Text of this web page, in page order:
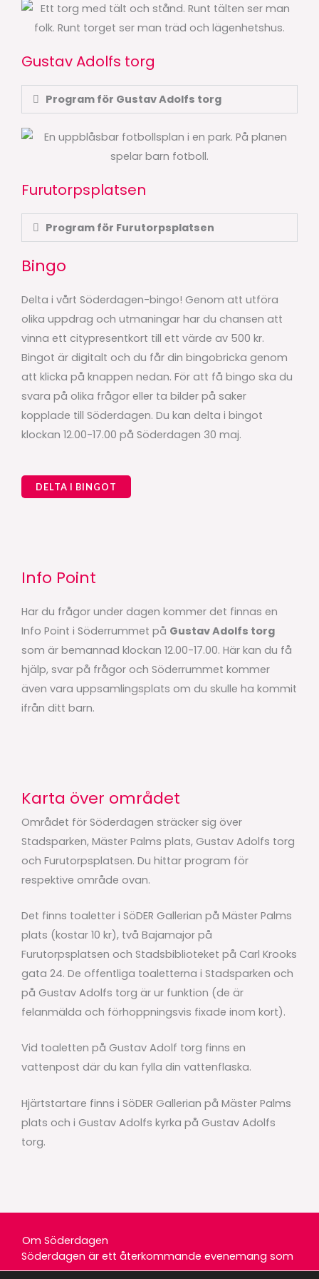
Gustav Adolfs torg
Program för Gustav Adolfs torg
Furutorpsplatsen
Program för Furutorpsplatsen
Bingo
Delta i vårt Söderdagen-bingo! Genom att utföra
olika uppdrag och utmaningar har du chansen att
vinna ett citypresentkort till ett värde av 500 kr.
Bingot är digitalt och du får din bingobricka genom
att klicka på knappen nedan. För att få bingo ska du
svara på olika frågor eller ta bilder på saker
kopplade till Söderdagen. Du kan delta i bingot
klockan 12.00-17.00 på Söderdagen 30 maj.
DELTA I BINGOT
Info Point
Har du frågor under dagen kommer det finnas en
Info Point i Söderrummet på Gustav Adolfs torg
som är bemannad klockan 12.00-17.00. Här kan du få
hjälp, svar på frågor och Söderrummet kommer
även vara uppsamlingsplats om du skulle ha kommit
ifrån ditt barn.
Karta över området
Området för Söderdagen sträcker sig över
Stadsparken, Mäster Palms plats, Gustav Adolfs torg
och Furutorpsplatsen. Du hittar program för
respektive område ovan.
Det finns toaletter i SöDER Gallerian på Mäster Palms
plats (kostar 10 kr), två Bajamajor på
Furutorpsplatsen och Stadsbiblioteket på Carl Krooks
gata 24. De offentliga toaletterna i Stadsparken och
på Gustav Adolfs torg är ur funktion (de är
felanmälda och förhoppningsvis fixade inom kort).
Vid toaletten på Gustav Adolf torg finns en
vattenpost där du kan fylla din vattenflaska.
Hjärtstartare finns i SöDER Gallerian på Mäster Palms
plats och i Gustav Adolfs kyrka på Gustav Adolfs
torg.
Om Söderdagen
Söderdagen är ett återkommande evenemang som
arrangeras av HBG City i samverkan med